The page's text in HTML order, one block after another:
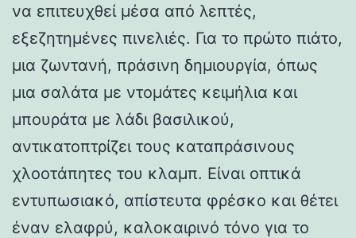
να επιτευχθεί μέσα από λεπτές,
εξεζητημένες πινελιές. Για το πρώτο πιάτο,
μια ζωντανή, πράσινη δημιουργία, όπως
μια σαλάτα με ντομάτες κειμήλια και
μπουράτα με λάδι βασιλικού,
αντικατοπτρίζει τους καταπράσινους
χλοοτάπητες του κλαμπ. Είναι οπτικά
εντυπωσιακό, απίστευτα φρέσκο και θέτει
έναν ελαφρύ, καλοκαιρινό τόνο για το